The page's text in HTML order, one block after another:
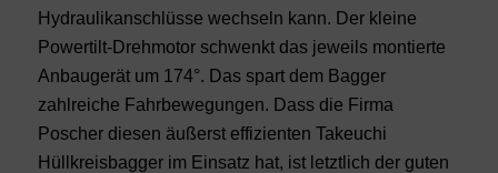
Hydraulikanschlüsse wechseln kann. Der kleine
Powertilt-Drehmotor schwenkt das jeweils montierte
Anbaugerät um 174°. Das spart dem Bagger
zahlreiche Fahrbewegungen. Dass die Firma
Poscher diesen äußerst effizienten Takeuchi
Hüllkreisbagger im Einsatz hat, ist letztlich der guten